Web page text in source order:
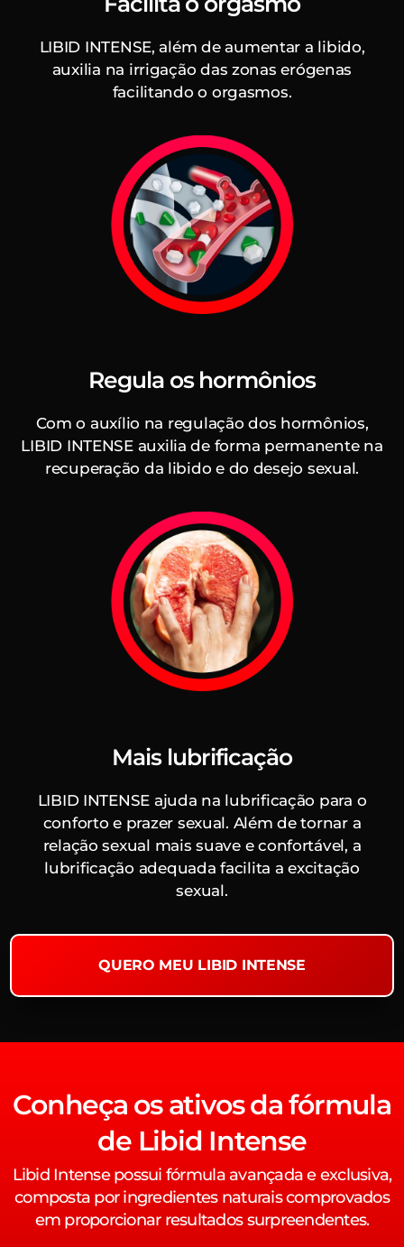
LIBID INTENSE, além de aumentar a libido,
auxilia na irrigação das zonas erógenas
facilitando o orgasmos.
Regula os hormônios
Com o auxílio na regulação dos hormônios,
LIBID INTENSE auxilia de forma permanente na
recuperação da libido e do desejo sexual.
Mais lubrificação
LIBID INTENSE ajuda na lubrificação para o
conforto e prazer sexual. Além de tornar a
relação sexual mais suave e confortável, a
lubrificação adequada facilita a excitação
sexual.
QUERO MEU LIBID INTENSE
Conheça os ativos da fórmula
de Libid Intense
Libid Intense possui fórmula avançada e exclusiva,
composta por ingredientes naturais comprovados
em proporcionar resultados surpreendentes.